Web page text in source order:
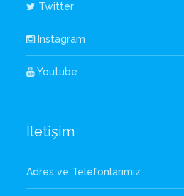
Twitter
Instagram
Youtube
İletişim
Adres ve Telefonlarımız